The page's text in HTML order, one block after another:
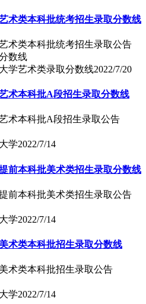
术类本科批统考招生录取分数线
术类本科批统考招生录取公告
学艺术类录取分数线2022/7/20
术本科批A段招生录取分数线
术本科批A段招生录取公告
学2022/7/14
前本科批美术类招生录取分数线
前本科批美术类招生录取公告
学2022/7/14
术类本科批招生录取分数线
术类本科批招生录取公告
学2022/7/14